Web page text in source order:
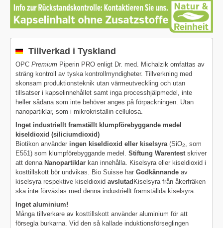
Tillverkad i Tyskland
OPC Premium Piperin PRO enligt Dr. med. Michalzik omfattas av
sträng kontroll av tyska kontrollmyndigheter. Tillverkning med
skonsam produktionsteknik utan värmeutveckling och utan
tillsatser i kapselinnehållet samt inga processhjälpmedel, inte
heller sådana som inte behöver anges på förpackningen. Utan
nanopartiklar, som i mikrokristallin cellulosa.
Inget industriellt framställt klumpförebyggande medel
kiseldioxid (siliciumdioxid)
Biotikon använder ingen kiseldioxid eller kiselsyra (SiO2
, som
E551) som klumpförebyggande medel. Stiftung Warentest skriver
att denna Nanopartiklar kan innehålla. Kiselsyra eller kiseldioxid i
kosttillskott bör undvikas. Bio Suisse har Godkännande av
kiselsyra respektive kiseldioxid avslutadKiselsyra från åkerfräken
ska inte förväxlas med denna industriellt framställda kiselsyra.
Inget aluminium!
Många tillverkare av kosttillskott använder aluminium för att
försegla burkarna. Vid den så kallade induktionsförseglingen